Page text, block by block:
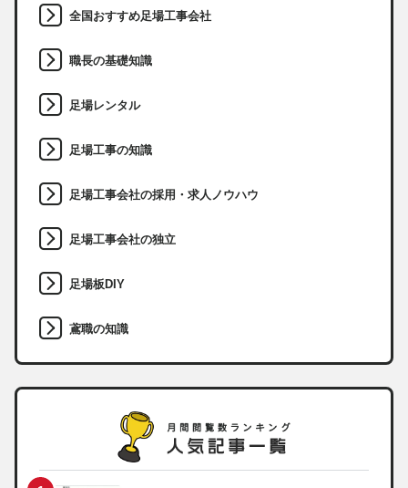
全国おすすめ足場工事会社
職長の基礎知識
足場レンタル
足場工事の知識
足場工事会社の採用・求人ノウハウ
足場工事会社の独立
足場板DIY
鳶職の知識